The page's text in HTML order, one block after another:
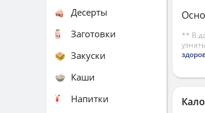
** В
Десерты
Заготовки
Закуски
Каши
Напитки